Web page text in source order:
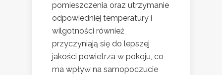
pomieszczenia oraz utrzymanie
odpowiedniej temperatury i
wilgotności również
przyczyniają się do lepszej
jakości powietrza w pokoju, co
ma wpływ na samopoczucie